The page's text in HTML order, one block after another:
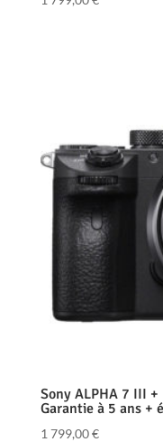
Sony ALPHA 7 III
Garantie à 5 ans +
1 799,00€